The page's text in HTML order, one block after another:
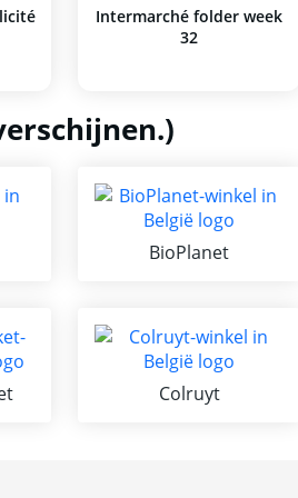
Intermarché folder week
32
BioPlanet
Colruyt